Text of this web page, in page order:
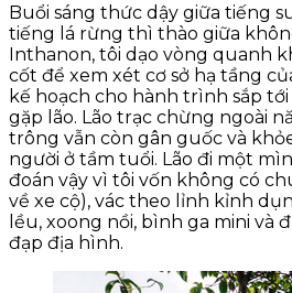
Buổi sáng thức dậy giữa tiếng
tiếng lá rừng thì thào giữa
Inthanon, tôi dạo vòng quanh
cốt để xem xét cơ sở hạ tầng
kế hoạch cho hành trình sắp
gặp lão. Lão trạc chừng ngoài
trông vẫn còn gân guốc và
người ở tầm tuổi. Lão đi một
đoán vậy vì tôi vốn không có
về xe cộ), vác theo lỉnh kỉnh
lều, xoong nồi, bình ga mini và
đạp địa hình.